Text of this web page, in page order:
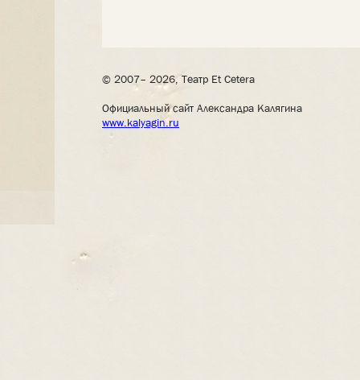
© 2007– 2026, Театр Et Cetera
Официальный сайт Александра Калягина
www.kalyagin.ru